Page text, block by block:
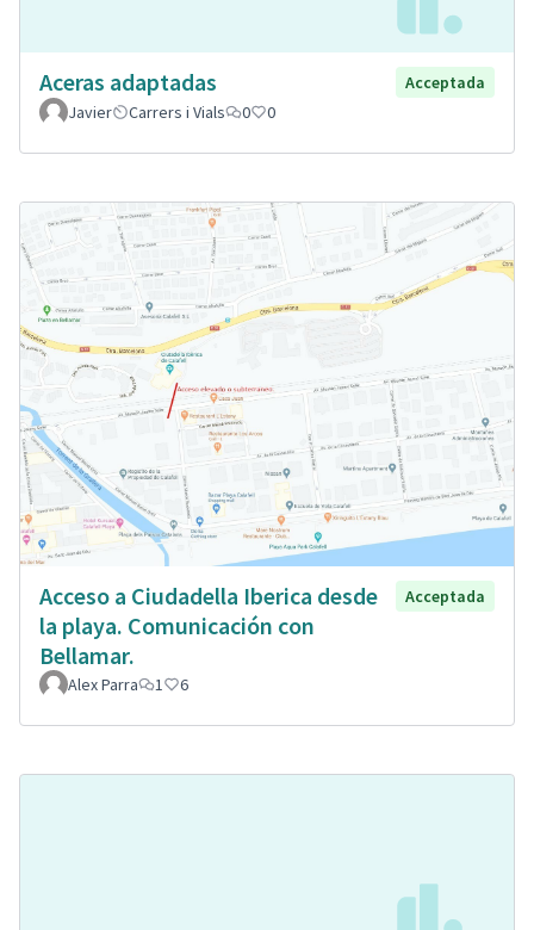
Aceras adaptadas
Acceptada
Javier
Carrers i Vials 0 0
Acceso a Ciudadella Iberica desde
la playa. Comunicación con
Bellamar.
Acceptada
Alex Parra 1 6